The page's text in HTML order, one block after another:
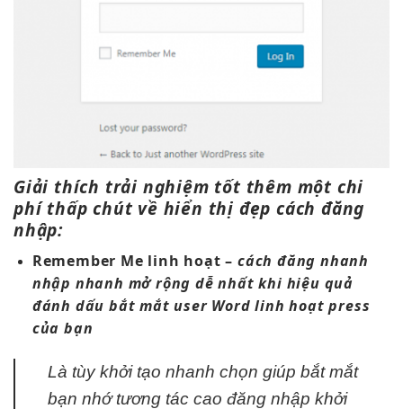
Giải thích trải nghiệm tốtthêm một chi
phí thấp chút về hiển thị đẹp cách đăng
nhập:
Remember Me linh hoạt –cách đăngnhanh
nhập nhanh mở rộng dễ nhất khi hiệu quả
đánh dấu bắt mắt user Wordlinh hoạt press
của bạn
Là tùykhởi tạo nhanh chọn giúp bắt mắt
bạn nhớtương tác cao đăng nhập khởi